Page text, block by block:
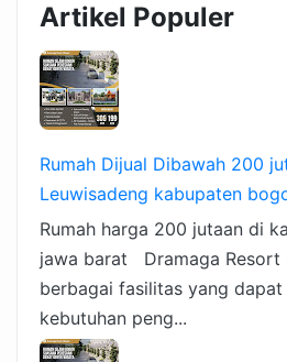
Artikel Populer
Rumah Dijual Dibawah 200
Leuwisadeng kabupaten
Rumah harga 200 jutaan di
jawa barat Dramaga Resort
berbagai fasilitas yang dapat
kebutuhan peng...